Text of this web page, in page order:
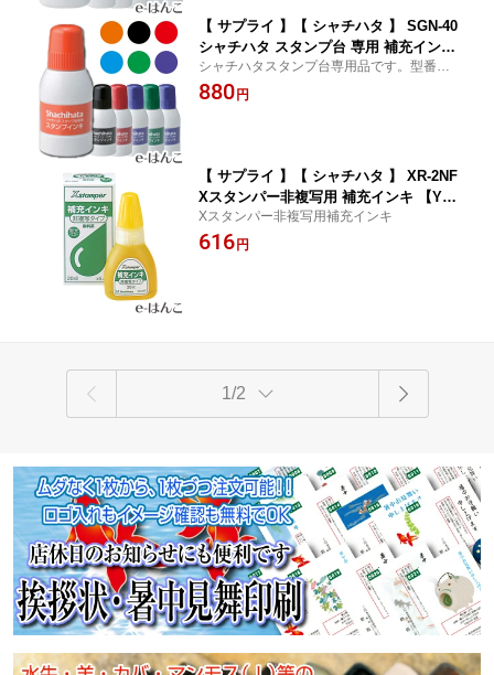
【 サプライ 】【 シャチハタ 】 SGN-40
シャチハタ スタンプ台 専用 補充インキ
小瓶 40ml SGN-40 【YOUNG zone】
【HLS_DU】
シャチハタスタンプ台専用品です。型番H
G・HGN・HGWシリーズ、HTD-Aに補充可
能です。
880円
【 サプライ 】【 シャチハタ 】 XR-2NF
Xスタンパー非複写用 補充インキ 【YO
UNG zone】【HLS_DU】
Xスタンパー非複写用補充インキ
616円
1/2